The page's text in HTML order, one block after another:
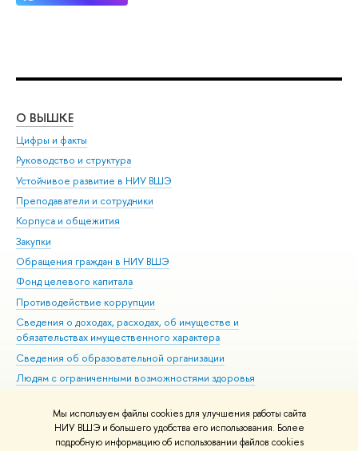
Мы используем файлы cookies для улучшения работы сайта
НИУ ВШЭ и большего удобства его использования. Более
подробную информацию об использовании файлов cookies
О ВЫШКЕ
Цифры и факты
Руководство и структура
Устойчивое развитие в НИУ ВШЭ
Преподаватели и сотрудники
Корпуса и общежития
Закупки
Обращения граждан в НИУ ВШЭ
Фонд целевого капитала
Противодействие коррупции
Сведения о доходах, расходах, об имуществе и
обязательствах имущественного характера
Сведения об образовательной организации
Людям с ограниченными возможностями здоровья
Работа в Вышке